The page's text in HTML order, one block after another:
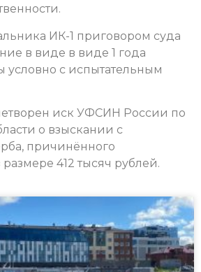
ИК-1 приговором суда
в виде в виде 1 года
с испытательным
иск УФСИН России по
о взыскании с
причинённого
412 тысяч рублей.